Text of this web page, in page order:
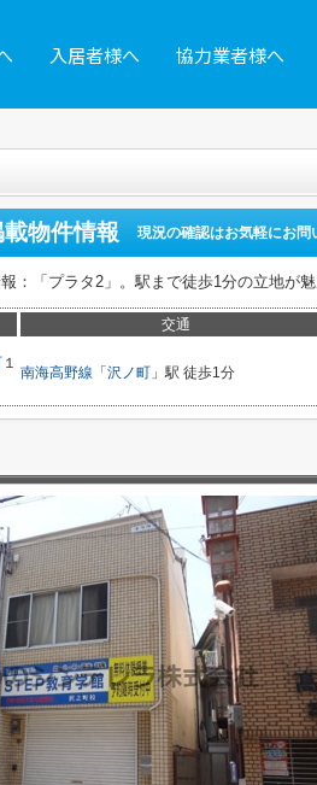
入居者様へ 協力業者様へ
物件情報 現況の確認はお気軽にお問
：「プラタ2」。駅まで徒歩1分の立地が
交通
１
南海高野線 「 沢ノ町 」駅 徒歩1分